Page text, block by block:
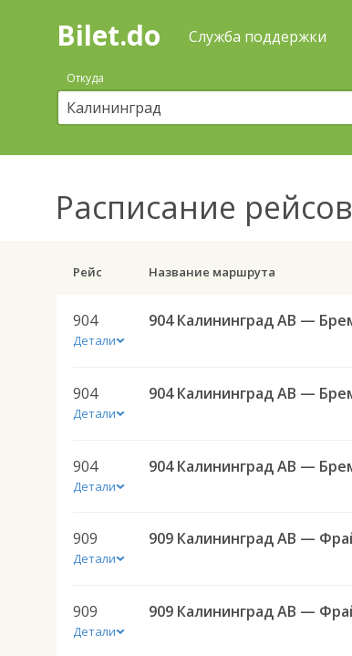
Поиск
покупка
билетов
автобус
онлайн
Bilet.do Служба поддержки
Откуда
Расписание рейсов
Рейс Название маршрута
904
Детали
904
Детали
904
Детали
909
Детали
909
Детали